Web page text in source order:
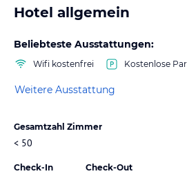
Hotel allgemein
Beliebteste Ausstattungen:
Wifi kostenfrei Kostenlose
Weitere Ausstattung
Gesamtzahl Zimmer
< 50
Check-In Check-Out